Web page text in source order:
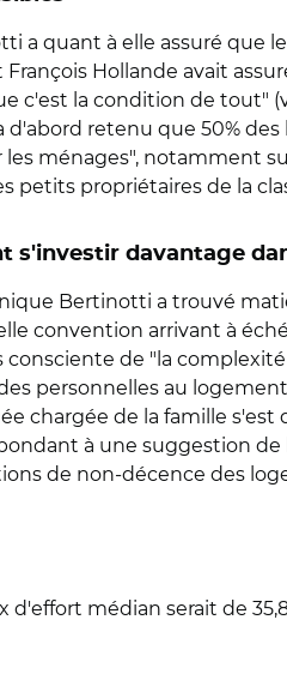
a quant à elle assuré que
Hollande avait
c'est la condition de tout"
d'abord retenu que 50%
les ménages", notamment
petits propriétaires de la
s'investir davantage
Bertinotti a trouvé
convention arrivant à
consciente de "la
personnelles au
chargée de la famille
à une suggestion
de non-décence des
d'effort médian serait de